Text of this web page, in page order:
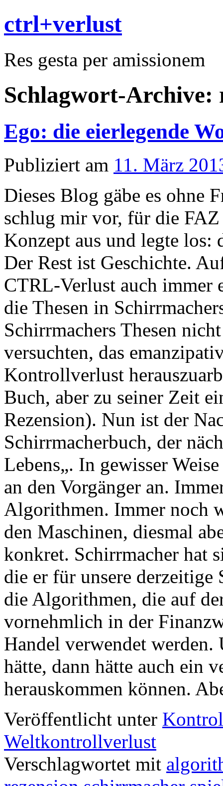
ctrl+verlust
Res gesta per amissionem
Schlagwort-Archive:
Ego: die eierlegende
Publiziert am 11. März
Dieses Blog gäbe es ohne
schlug mir vor, für die
Konzept aus und legte los:
Der Rest ist Geschichte.
CTRL-Verlust auch
die Thesen in
Schirrmachers Thesen
versuchten, das
Kontrollverlust
Buch, aber zu seiner Zeit
Rezension). Nun ist der
Schirrmacherbuch, der
Lebens„. In gewisser
an den Vorgänger an.
Algorithmen. Immer noch
den Maschinen, diesmal
konkret. Schirrmacher hat
die er für unsere
die Algorithmen, die auf
vornehmlich in der
Handel verwendet werden.
hätte, dann hätte auch ein
herauskommen können.
Veröffentlicht unter
Weltkontrollverlust
Verschlagwortet mit